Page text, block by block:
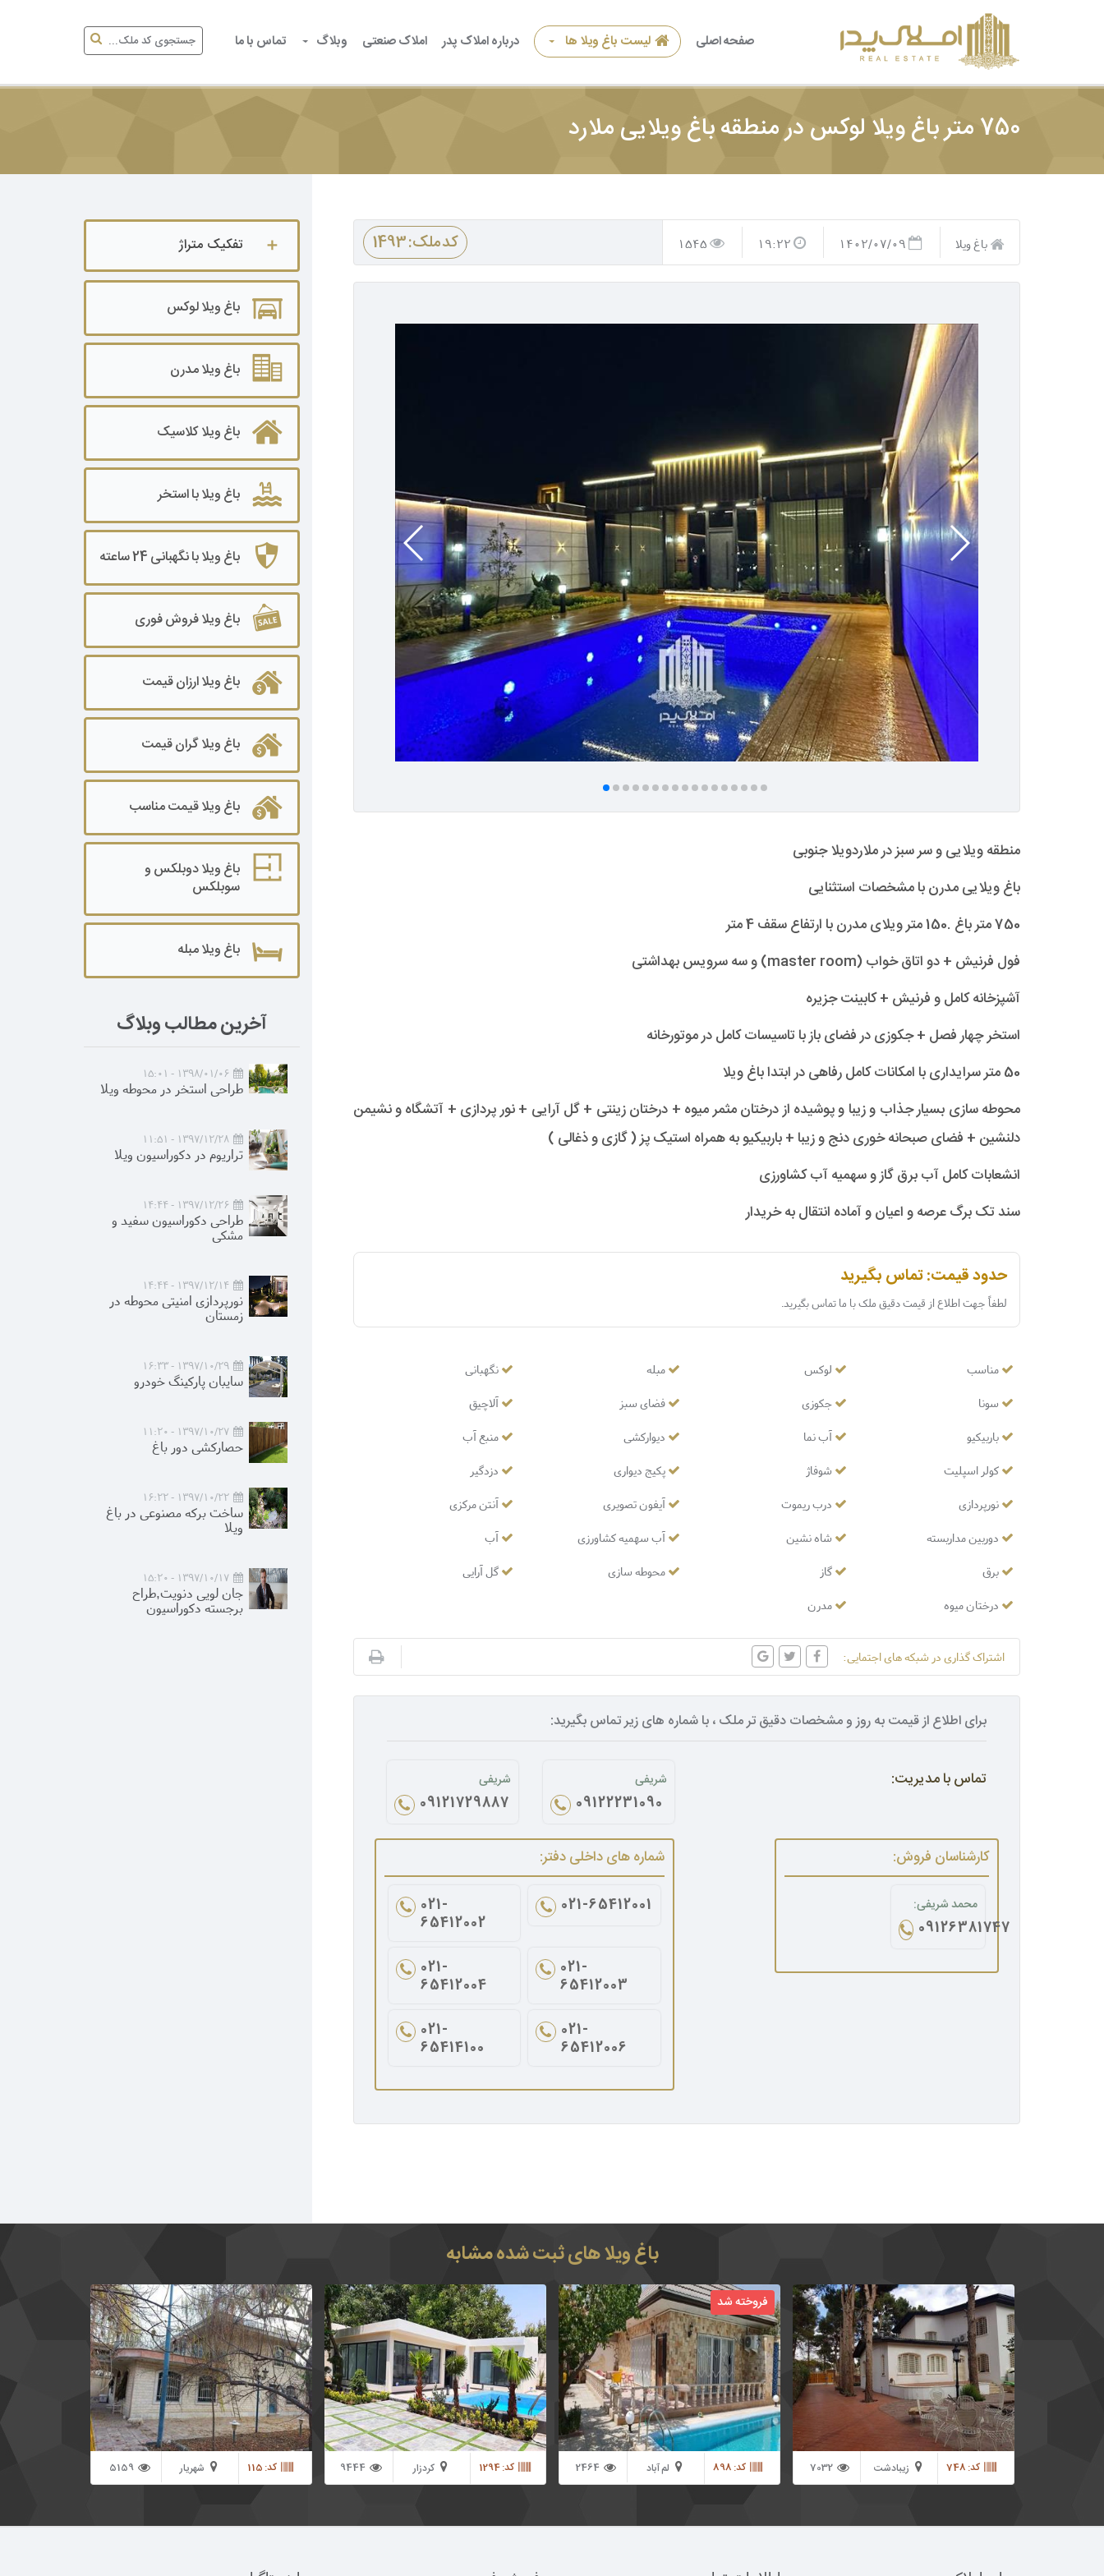
صفحه اصلی لیست باغ ویلا ها درباره املاک پدر املاک صنعتی وبلاگ تماس با ما
750 متر باغ ویلا لوکس در منطقه باغ ویلایی ملارد
باغ ویلا کد ملک: 1493
منطقه ویلایی و سر سبز در ملاردویلا جنوبی
باغ ویلایی مدرن با مشخصات استثنایی
750 متر باغ .150 متر ویلای مدرن با ارتفاع سقف 4 متر
فول فرنیش + دو اتاق خواب (master room) و سه سرویس بهداشتی
آشپزخانه کامل و فرنیش + کابینت جزیره
استخر چهار فصل + جکوزی در فضای باز با تاسیسات کامل در موتورخانه
50 متر سرایداری با امکانات کامل رفاهی در ابتدا باغ ویلا
محوطه سازی بسیار جذاب و زیبا و پوشیده از درختان مثمر میوه + درختان زینتی + گل آرایی + نور پردازی + آتشگاه و نشیمن
دلنشین + فضای صبحانه خوری دنج و زیبا + باربیکیو به همراه استیک پز ( گازی و ذغالی )
انشعابات کامل آب برق گاز و سهمیه آب کشاورزی
سند تک برگ عرصه و اعیان و آماده انتقال به خریدار
حدود قیمت: تماس بگیرید
لطفاً جهت اطلاع از قیمت دقیق ملک با ما تماس بگیرید.
مناسب لوکس مبله
نگهبانی
سونا
جکوزی فضای سبز
آلاچیق
باربیکیو
آب نما دیوارکشی
منبع آب
کولر اسپلیت
شوفاژ پکیج دیواری
دزدگیر
نورپردازی
درب ریموت آیفون تصویری
آنتن مرکزی
دوربین مداربسته
شاه نشین آب سهمیه کشاورزی
آب
برق
گاز محوطه سازی
گل آرایی
درختان میوه
مدرن
اشتراک گذاری در شبکه های اجتمایی:
برای اطلاع از قیمت به روز و مشخصات دقیق تر ملک ، با شماره های زیر تماس بگیرید:
تماس با مدیریت: شریفی
09122231090
شریفی
09121729887
کارشناسان فروش:
محمد شریفی:
09126381747
شماره های داخلی دفتر:
021-65412001
021-
65412002
021-
65412003
021-
65412004
021-
65412006
021-
65414100
تفکیک متراژ
باغ ویلا ۵۰۰ تا ۱۰۰۰ متر
باغ ویلا ۱۰۰۰ تا ۲۰۰۰ متر
باغ ویلا ۲۰۰۰ تا ۳۰۰۰ متر
باغ ویلا۳۰۰۰ تا ۵۰۰۰ متر
باغ ویلا ۵۰۰۰ تا ۷۰۰۰ متر
باغ ویلا ۷۰۰۰ تا ۱۰۰۰۰ متر
باغ ویلا ۱۰۰۰۰ متر به بالا
باغ ویلا لوکس
باغ ویلا مدرن
باغ ویلا کلاسیک
باغ ویلا با استخر
باغ ویلا با نگهبانی 24 ساعته
باغ ویلا فروش فوری
باغ ویلا ارزان قیمت
باغ ویلا گران قیمت
باغ ویلا قیمت مناسب
باغ ویلا دوبلکس و
سوبلکس
باغ ویلا مبله
آخرین مطالب وبلاگ
1398/01/06 - 15:01
طراحی استخر در محوطه ویلا
1397/12/28 - 11:51
تراریوم در دکوراسیون ویلا
1397/12/26 - 14:44
طراحی دکوراسیون سفید و
مشکی
1397/12/14 - 14:44
نورپردازی امنیتی محوطه در
زمستان
1397/10/29 - 16:33
سایبان پارکینگ خودرو
1397/10/27 - 11:20
حصارکشی دور باغ
1397/10/22 - 16:22
ساخت برکه مصنوعی در باغ
ویلا
1397/10/17 - 15:20
جان لویی دنویت,طراح
برجسته دکوراسیون
باغ ویلا های ثبت شده مشابه
2000 متر باغ بسیار زیبا دارای دو جلد سند 6 دانگ
300 متر ویلای دوبلکس شیک استخر سرپوشیده
جکوزی سونا بخار سونا خشک موتور خانه و تسویه
خانه مجهز
کد: 115 شهریار 5159 کد: 1294 کردزار 9444
فروخته شد
فروش باغ ویلای خوش آب و هوا در ملارد 1000
متر باغ ویلا در ملارد منطقه لم آباد دارای 70 ویلای
نقلی و زیبا به صورت تک خواب
کد: 898 لم آباد 2464
1300 متر باغ ویلا در محمدشهر منطقه زیبادشت
دارای 350 متر بنای بازسازی شده زیبا واقع در
بهترین نقطه شهرک دارای استخر با تاسیسات کامل
و چهار فصل دارای گلخانه ای زیبا در انتهای باغ
کد: 748 زیبادشت 7032